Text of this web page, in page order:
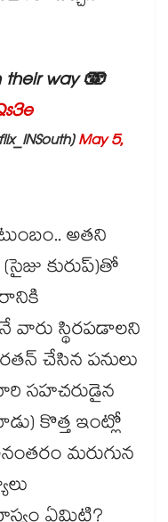
their way 🫨
May 5,
అతని
కురుప్)తో
స్థిరపడాలని
చేసిన పనులు
సహచరుడైన
కొత్త ఇంట్లో
మరుగున